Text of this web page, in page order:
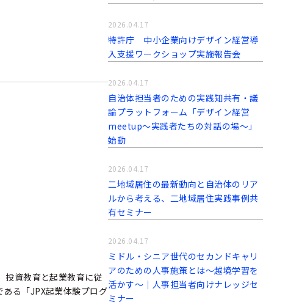
投資教育と起業教育に従
る「JPX起業体験プログ
特許庁 中小企業向けデザイン経営導
入支援ワークショップ実施報告会
2026.04.17
自治体担当者のための実践知共有・議
論プラットフォーム「デザイン経営
meetup～実践者たちの対話の場～」
始動
2026.04.17
二地域居住の最新動向と自治体のリア
ルから考える、二地域居住実践事例共
有セミナー
2026.04.17
ミドル・シニア世代のセカンドキャリ
アのための人事施策とは〜越境学習を
活かす〜｜人事担当者向けナレッジセ
ミナー
2026.04.17